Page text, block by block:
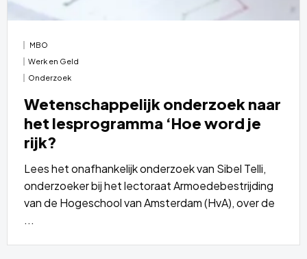
MBO
Werk en Geld
Onderzoek
Wetenschappelijk onderzoek naar
het lesprogramma ‘Hoe word je
rijk?
Lees het onafhankelijk onderzoek van Sibel Telli,
onderzoeker bij het lectoraat Armoedebestrijding
van de Hogeschool van Amsterdam (HvA), over de
...